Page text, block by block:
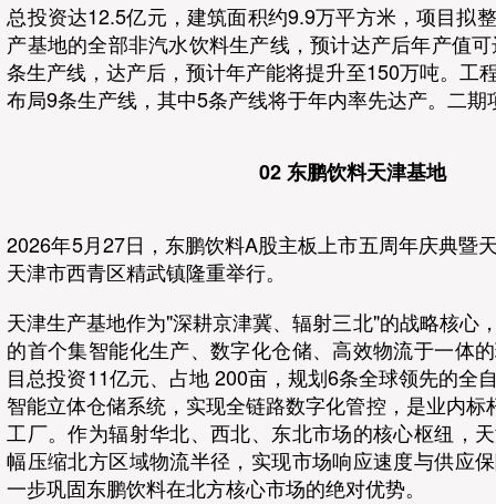
总投资达12.5亿元，建筑面积约9.9万平方米，项目拟
产基地的全部非汽水饮料生产线，预计达产后年产值
条生产线，达产后，预计年产能将提升至150万吨。工
布局9条生产线，其中5条产线将于年内率先达产。二
02 东鹏饮料天津基地
2026年5月27日，东鹏饮料A股主板上市五周年庆典暨
天津市西青区精武镇隆重举行。
天津生产基地作为"深耕京津冀、辐射三北"的战略核心
的首个集智能化生产、数字化仓储、高效物流于一体
目总投资11亿元、占地 200亩，规划6条全球领先的全
智能立体仓储系统，实现全链路数字化管控，是业内标
工厂。作为辐射华北、西北、东北市场的核心枢纽，
幅压缩北方区域物流半径，实现市场响应速度与供应
一步巩固东鹏饮料在北方核心市场的绝对优势。